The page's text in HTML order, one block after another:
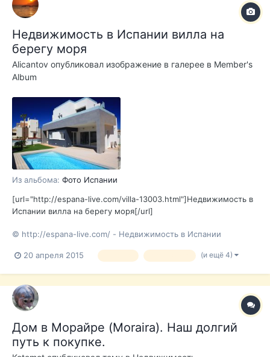
Недвижимость в Испании вилла на
берегу моря
Alicantov опубликовал изображение в галерее в Member's
Album
Из альбома: Фото Испании
[url="http://espana-live.com/villa-13003.html"]Недвижимость в
Испании вилла на берегу моря[/url]
© http://espana-live.com/ - Недвижимость в Испании
20 апреля 2015 (и ещё 4)
Дом в Морайре (Moraira). Наш долгий
путь к покупке.